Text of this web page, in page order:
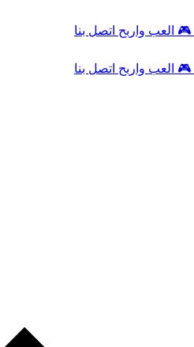
🎮 العب واربح اتصل بنا
🎮 العب واربح اتصل بنا